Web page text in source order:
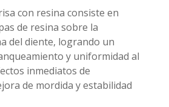
con resina consiste en
de resina sobre la
del diente, logrando un
y uniformidad al
inmediatos de
de mordida y estabilidad